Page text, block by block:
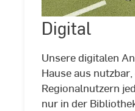
©
Pixabay
Digital
Unsere digitalen
Hause aus
Regionalnutzern
nur in der